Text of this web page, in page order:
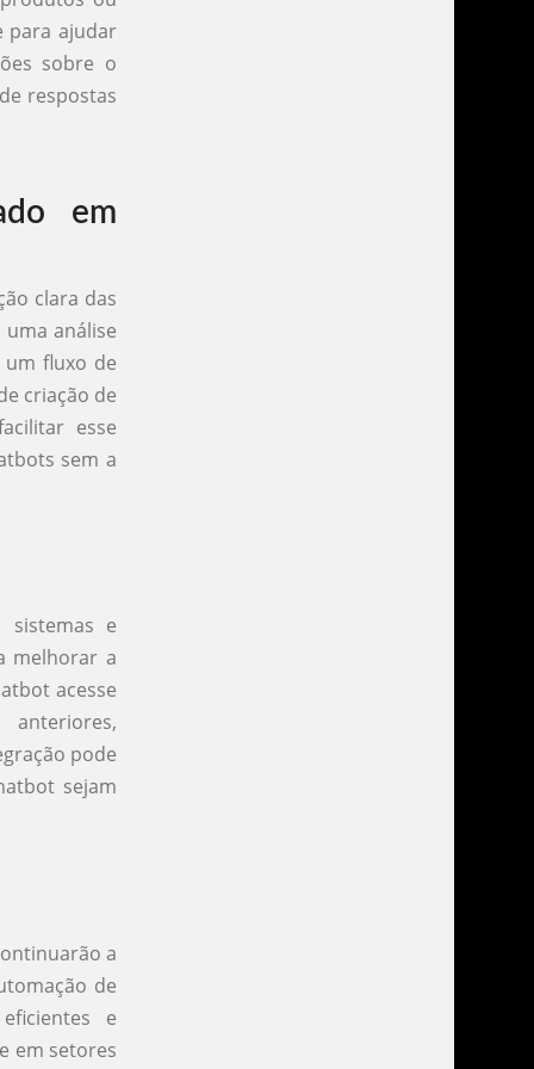
para ajudar
sobre o
respostas
em
clara das
análise
um fluxo de
criação de
esse
sem a
sistemas e
melhorar a
acesse
pode
sejam
a
de
e
em setores